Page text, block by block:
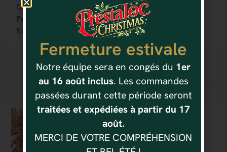
Catégorie(s) :
Perles de pluie
Référence : 4037166469750
Vous aimerez aussi
Perles de pluie
PERLES DE PLUIE CARAMEL
5.50 €
Fermeture estivale
Notre équipe sera en congés du 1er
au 16 août inclus. Les commandes
passées durant cette période seront
traitées et expédiées à partir du 17
août.
MERCI DE VOTRE COMPRÉHENSION